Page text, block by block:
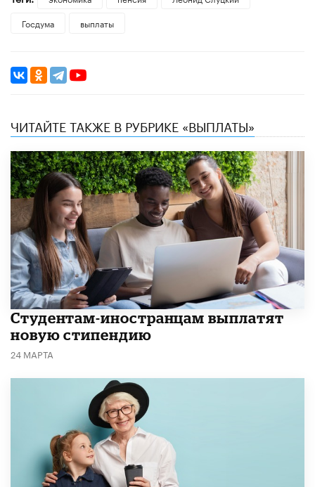
Госдума
выплаты
ЧИТАЙТЕ ТАКЖЕ В РУБРИКЕ «ВЫПЛАТЫ»
Студентам-иностранцам выплатят
новую стипендию
24 МАРТА